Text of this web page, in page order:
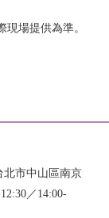
場提供為準。
市中山區南京
／14:00-